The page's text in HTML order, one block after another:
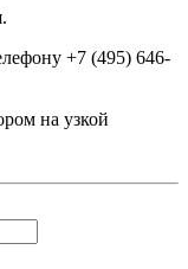
+7 (495) 646-
на узкой